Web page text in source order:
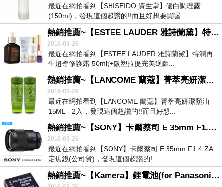
最近在網拍看到【SHISEIDO 資生堂】優白調理露
(150ml)，發現這個超讚的!!而且好想要買喔...
熱銷推薦~【ESTEE LAUDER 雅詩蘭黛】特潤再生超導修護露 50ml(+微塑拉提完美逆齡6件組)
2016-03-26
最近在網拍看到【ESTEE LAUDER 雅詩蘭黛】特潤再
生超導修護露 50ml(+微塑拉提完美逆齡...
熱銷推薦~【LANCOME 蘭蔻】菁萃亮妍潔顏油 15ML - 2入
2016-03-26
最近在網拍看到【LANCOME 蘭蔻】菁萃亮妍潔顏油
15ML - 2入，發現這個超讚的!!而且好想...
熱銷推薦~【SONY】卡爾蔡司 E 35mm F1.4 ZA 定焦鏡(公司貨)
2016-03-26
最近在網拍看到【SONY】卡爾蔡司 E 35mm F1.4 ZA
定焦鏡(公司貨)，發現這個超讚的!...
熱銷推薦~【Kamera】鋰電池(for Panasonic S005-DMW-BCC12)